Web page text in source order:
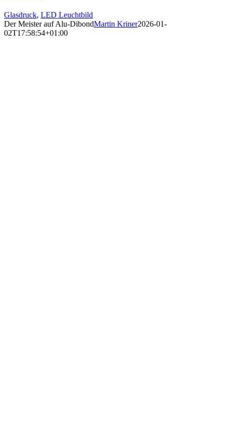
Glasdruck, LED Leuchtbild
Der Meister auf Alu-DibondMartin Kriner2026-01-
02T17:58:54+01:00